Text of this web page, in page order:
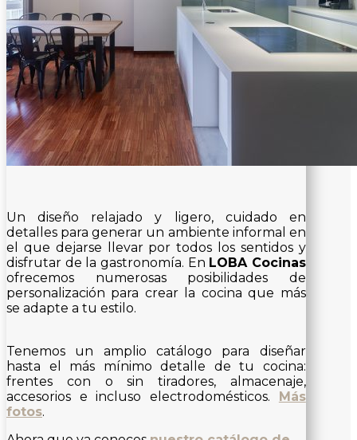
Un diseño relajado y ligero, cuidado en
detalles para generar un ambiente informal en
el que dejarse llevar por todos los sentidos y
disfrutar de la gastronomía. En LOBA Cocinas
ofrecemos numerosas posibilidades de
personalización para crear la cocina que más
se adapte a tu estilo.
Tenemos un amplio catálogo para diseñar
hasta el más mínimo detalle de tu cocina:
frentes con o sin tiradores, almacenaje,
accesorios e incluso electrodomésticos. Más
fotos.